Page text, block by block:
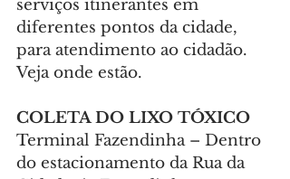
serviços itinerantes em
diferentes pontos da cidade,
para atendimento ao cidadão.
Veja onde estão.
COLETA DO LIXO TÓXICO
Terminal Fazendinha – Dentro
do estacionamento da Rua da